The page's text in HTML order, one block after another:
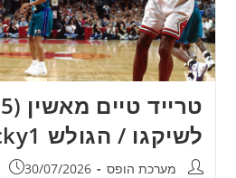
לשיקגו / הגולש Rocky1
מחבר:מערכת הופס פורסם:
30/07/2026